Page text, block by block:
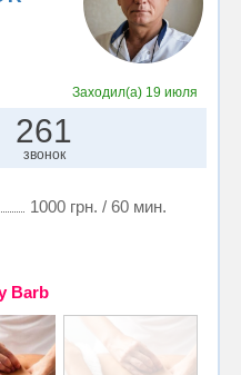
Заходил(а) 19 июля
261
звонок
1000 грн. / 60 мин.
Barb